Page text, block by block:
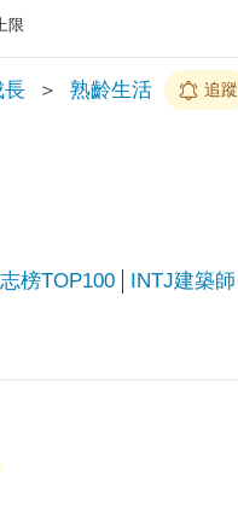
限
長 ＞ 熟齡生活 追蹤
榜TOP100 INTJ建築師